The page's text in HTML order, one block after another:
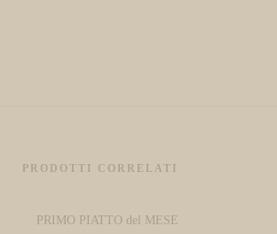
PRODOTTI CORRELATI